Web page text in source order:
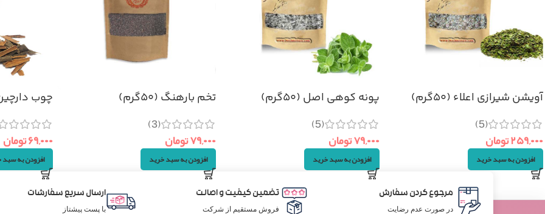
آویشن شیرازی اعلاء (۵۰گرم)
(5)
۲۵۹,۰۰۰تومان
افزودن به سبد خرید
پونه کوهی اصل (۵۰گرم)
(5)
۷۹,۰۰۰تومان
افزودن به سبد خرید
تخم بارهنگ (۵۰گرم)
(3)
۷۹,۰۰۰تومان
افزودن به سبد خرید
چوب دارچین
۶۹,۰۰۰تومان
افزودن به
مرجوع کردن سفارش
در صورت عدم رضایت
تضمین کیفیت و اصالت
فروش مستقیم از شرکت
ارسال سریع سفارشات
با پست پیشتاز